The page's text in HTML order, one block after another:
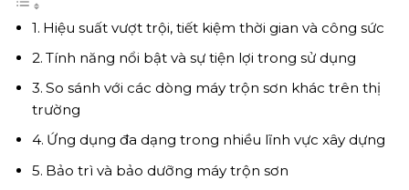
Hiệu suất vượt trội, tiết kiệm thời gian và công sức
Tính năng nổi bật và sự tiện lợi trong sử dụng
So sánh với các dòng máy trộn sơn khác trên thị
trường
Ứng dụng đa dạng trong nhiều lĩnh vực xây dựng
Bảo trì và bảo dưỡng máy trộn sơn